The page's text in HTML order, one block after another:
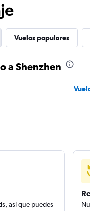
Vuelos populares
a Shenzhen
así que puedes